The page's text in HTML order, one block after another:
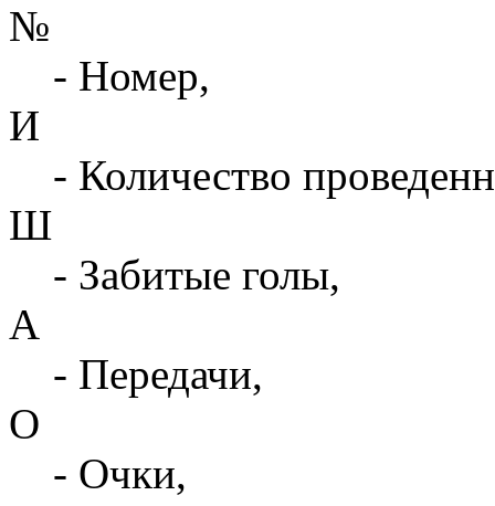
№
- Номер,
И
- Количество
Ш
- Забитые голы,
А
- Передачи,
О
- Очки,